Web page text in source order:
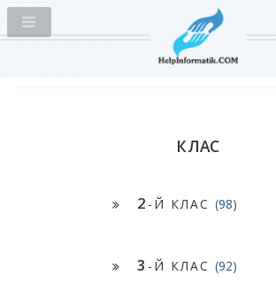
КЛАС
2 -Й КЛАС (98)
3 -Й КЛАС (92)